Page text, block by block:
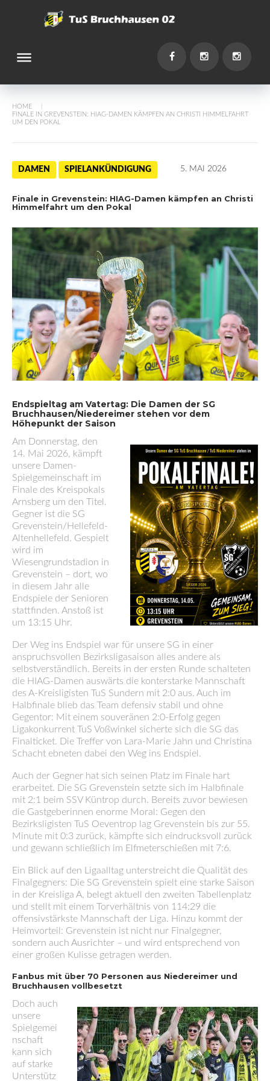
dehaze
HOME
/
FINALE IN GREVENSTEIN: HIAG-DAMEN KÄMPFEN AN CHRISTI HIMMELFAHRT
UM DEN POKAL
DAMEN SPIELANKÜNDIGUNG 5. MAI 2026
Finale in Grevenstein: HIAG-Damen kämpfen an Christi
Himmelfahrt um den Pokal
Endspieltag am Vatertag: Die Damen der SG
Bruchhausen/Niedereimer stehen vor dem
Höhepunkt der Saison
Am Donnerstag, den
14. Mai 2026, kämpft
unsere Damen-
Spielgemeinschaft im
Finale des Kreispokals
Arnsberg um den Titel.
Gegner ist die SG
Grevenstein/Hellefeld-
Altenhellefeld. Gespielt
wird im
Wiesengrundstadion in
Grevenstein – dort, wo
in diesem Jahr alle
Endspiele der Senioren
stattfinden. Anstoß ist
um 13:15 Uhr.
Der Weg ins Endspiel war für unsere SG in einer
anspruchsvollen Bezirksligasaison alles andere als
selbstverständlich. Bereits in der ersten Runde schalteten
die HIAG-Damen auswärts die konterstarke Mannschaft
des A-Kreisligisten TuS Sundern mit 2:0 aus. Auch im
Halbfinale blieb das Team defensiv stabil und ohne
Gegentor: Mit einem souveränen 2:0-Erfolg gegen
Ligakonkurrent TuS Voßwinkel sicherte sich die SG das
Finalticket. Die Treffer von Lara-Marie Jahn und Christina
Schacht ebneten dabei den Weg ins Endspiel.
Auch der Gegner hat sich seinen Platz im Finale hart
erarbeitet. Die SG Grevenstein setzte sich im Halbfinale
mit 2:1 beim SSV Küntrop durch. Bereits zuvor bewiesen
die Gastgeberinnen enorme Moral: Gegen den
Bezirksligisten TuS Oeventrop lag Grevenstein bis zur 55.
Minute mit 0:3 zurück, kämpfte sich eindrucksvoll zurück
und gewann schließlich im Elfmeterschießen mit 7:6.
Ein Blick auf den Ligaalltag unterstreicht die Qualität des
Finalgegners: Die SG Grevenstein spielt eine starke Saison
in der Kreisliga A, belegt aktuell den zweiten Tabellenplatz
und stellt mit einem Torverhältnis von 114:29 die
offensivstärkste Mannschaft der Liga. Hinzu kommt der
Heimvorteil: Grevenstein ist nicht nur Finalgegner,
sondern auch Ausrichter – und wird entsprechend von
einer großen Kulisse getragen werden.
Fanbus mit über 70 Personen aus Niedereimer und
Bruchhausen vollbesetzt
Doch auch
unsere
Spielgemei
nschaft
kann sich
auf starke
Unterstütz